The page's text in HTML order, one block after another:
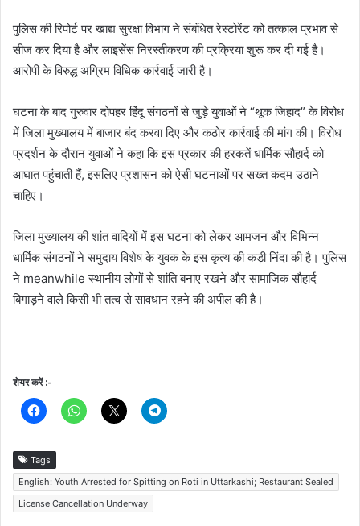
पुलिस की रिपोर्ट पर खाद्य सुरक्षा विभाग ने संबंधित रेस्टोरेंट को तत्काल प्रभाव से
सीज कर दिया है और लाइसेंस निरस्तीकरण की प्रक्रिया शुरू कर दी गई है।
आरोपी के विरुद्ध अग्रिम विधिक कार्रवाई जारी है।
घटना के बाद गुरुवार दोपहर हिंदू संगठनों से जुड़े युवाओं ने “थूक जिहाद” के विरोध
में जिला मुख्यालय में बाजार बंद करवा दिए और कठोर कार्रवाई की मांग की। विरोध
प्रदर्शन के दौरान युवाओं ने कहा कि इस प्रकार की हरकतें धार्मिक सौहार्द को
आघात पहुंचाती हैं, इसलिए प्रशासन को ऐसी घटनाओं पर सख्त कदम उठाने
चाहिए।
जिला मुख्यालय की शांत वादियों में इस घटना को लेकर आमजन और विभिन्न
धार्मिक संगठनों ने समुदाय विशेष के युवक के इस कृत्य की कड़ी निंदा की है। पुलिस
ने meanwhile स्थानीय लोगों से शांति बनाए रखने और सामाजिक सौहार्द
बिगाड़ने वाले किसी भी तत्व से सावधान रहने की अपील की है।
शेयर करें :-
Tags
English: Youth Arrested for Spitting on Roti in Uttarkashi; Restaurant Sealed
License Cancellation Underway